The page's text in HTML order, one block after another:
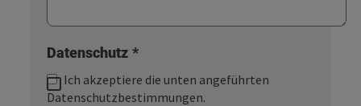
Datenschutz *
Datenschutzbestimmungen.